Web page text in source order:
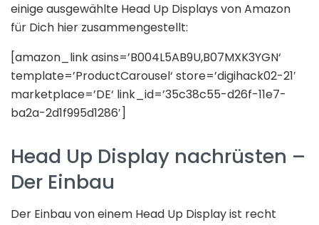
einige ausgewählte Head Up Displays von Amazon
für Dich hier zusammengestellt:
[amazon_link asins=’B004L5AB9U,B07MXK3YGN‘
template=’ProductCarousel‘ store=’digihack02-21′
marketplace=’DE‘ link_id=’35c38c55-d26f-11e7-
ba2a-2d1f995d1286′]
Head Up Display nachrüsten –
Der Einbau
Der Einbau von einem Head Up Display ist recht